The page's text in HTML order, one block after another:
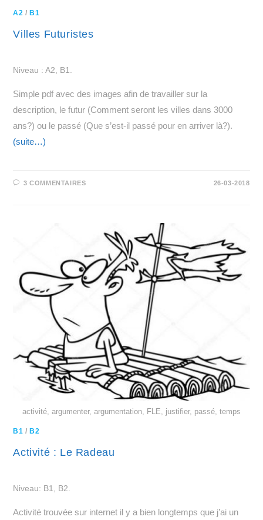
A2 /B1
Villes Futuristes
Niveau : A2, B1.
Simple pdf avec des images afin de travailler sur la
description, le futur (Comment seront les villes dans 3000
ans?) ou le passé (Que s’est-il passé pour en arriver là?).
(suite…)
3 COMMENTAIRES 26-03-2018
activité, argumenter, argumentation, FLE, justifier, passé, temps
B1 /B2
Activité : Le Radeau
Niveau: B1, B2.
Activité trouvée sur internet il y a bien longtemps que j’ai un